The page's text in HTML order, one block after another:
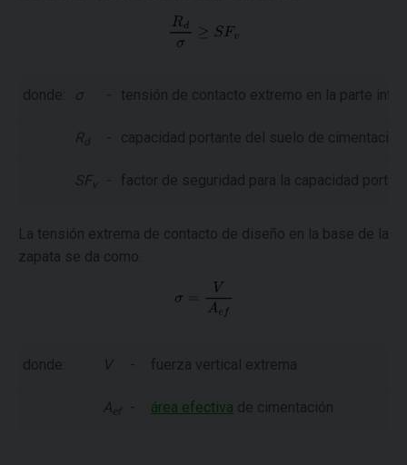
donde: σ - tensión de contacto extremo en la parte
R d - capacidad portante del suelo de cimentación
SF v - factor de seguridad para la capacidad
La tensión extrema de contacto de diseño en la base de la
zapata se da como:
donde: V - fuerza vertical extrema
Aef - área efectiva de cimentación